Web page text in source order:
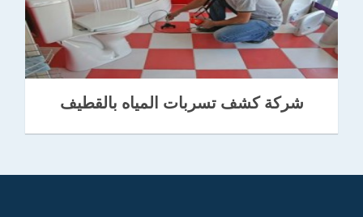
شركة كشف تسربات المياه بالقطيف